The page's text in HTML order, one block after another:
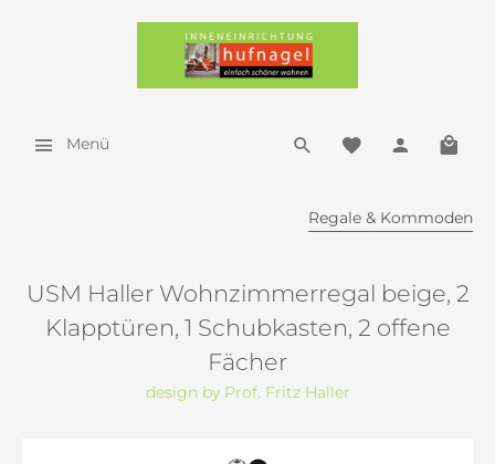
Menü
Regale & Kommoden
USM Haller Wohnzimmerregal beige, 2
Klapptüren, 1 Schubkasten, 2 offene
Fächer
design by Prof. Fritz Haller